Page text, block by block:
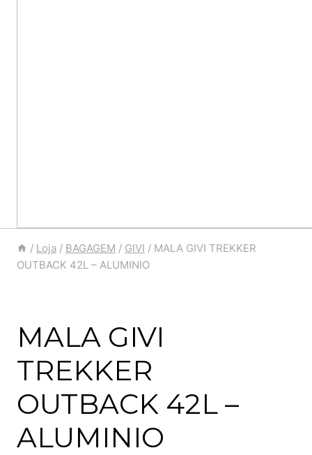
/ Loja / BAGAGEM / GIVI / MALA GIVI TREKKER
OUTBACK 42L – ALUMINIO
MALA GIVI
TREKKER
OUTBACK 42L –
ALUMINIO